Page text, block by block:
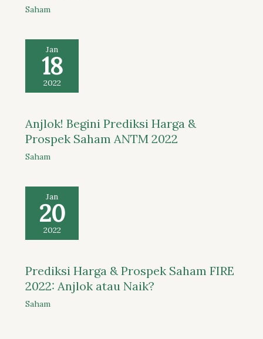
Saham
Jan
18
2022
Anjlok! Begini Prediksi Harga &
Prospek Saham ANTM 2022
Saham
Jan
20
2022
Prediksi Harga & Prospek Saham FIRE
2022: Anjlok atau Naik?
Saham